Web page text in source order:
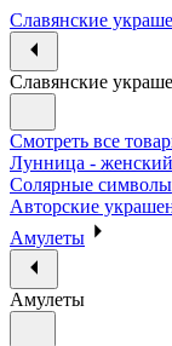
Славянские
Славянские
Смотреть все
Лунница - женский
Солярные символы
Авторские
Амулеты
Амулеты